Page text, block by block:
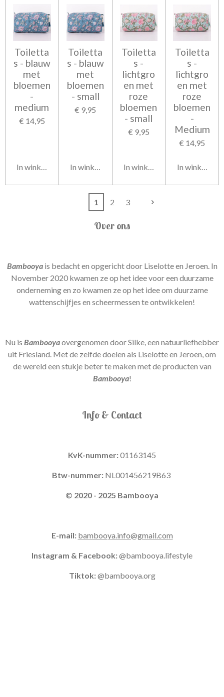
Toiletta
s - blauw
met
bloemen
-
medium
€ 14,95
In winkelwagen
Toiletta
s - blauw
met
bloemen
- small
€ 9,95
In winkelwagen
Toiletta
s -
lichtgro
en met
roze
bloemen
- small
€ 9,95
In winkelwagen
Toiletta
s -
lichtgro
en met
roze
bloemen
-
Medium
€ 14,95
In
1 2 3
Over ons
Bambooyais bedacht en opgericht door Liselotte en Jeroen. In
November 2020 kwamen ze op het idee voor een duurzame
onderneming en zo kwamen ze op het idee om duurzame
wattenschijfjes en scheermessen te ontwikkelen!
Nu is Bambooyaovergenomen door Silke, een natuurliefhebber
uit Friesland. Met de zelfde doelen als Liselotte en Jeroen, om
de wereld een stukje beter te maken met de producten van
Bambooya!
Info & Contact
KvK-nummer:01163145
Btw-nummer: NL001456219B63
© 2020 - 2025 Bambooya
E-mail: bambooya.info@gmail.com
Instagram & Facebook:@bambooya.lifestyle
Tiktok:@bambooya.org